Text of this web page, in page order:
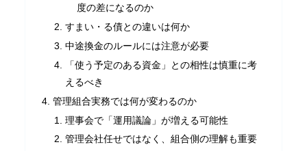
度の差になるのか
すまい・る債との違いは何か
中途換金のルールには注意が必要
「使う予定のある資金」との相性は慎重に考
えるべき
管理組合実務では何が変わるのか
理事会で「運用議論」が増える可能性
管理会社任せではなく、組合側の理解も重要